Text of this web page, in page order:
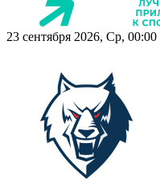
23 сентября 2026, Ср, 00:00